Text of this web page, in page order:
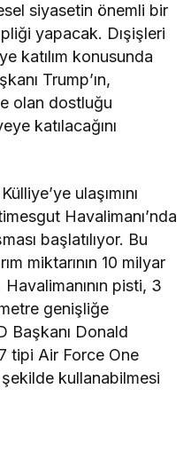
siyasetin önemli bir
yapacak. Dışişleri
katılım konusunda
Trump’ın,
olan dostluğu
katılacağını
ulaşımını
Havalimanı’nda
başlatılıyor. Bu
miktarının 10 milyar
pisti, 3
genişliğe
Başkanı Donald
tipi Air Force One
kullanabilmesi